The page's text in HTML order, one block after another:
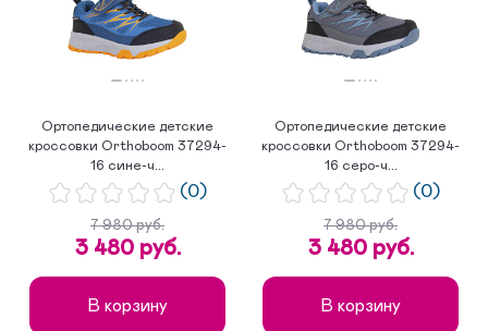
Ортопедические детские
кроссовки Orthoboom 37294-
16 сине-ч...
(0)
7 980 руб.
3 480 руб.
В корзину
Ортопедические детские
кроссовки Orthoboom 37294-
16 серо-ч...
(0)
7 980 руб.
3 480 руб.
В корзину